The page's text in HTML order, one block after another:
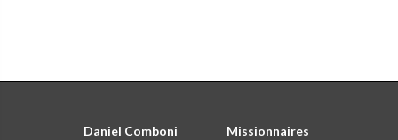
Daniel Comboni
Missionnaires